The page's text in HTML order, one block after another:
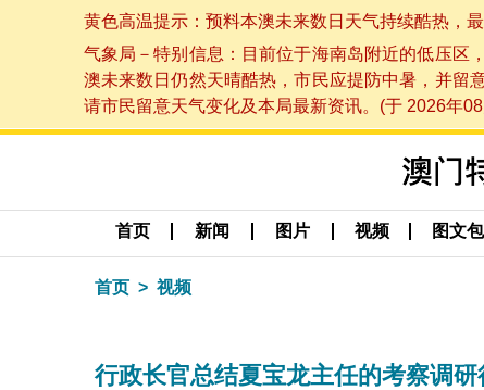
黄色高温提示：预料本澳未来数日天气持续酷热，
气象局－特别信息：目前位于海南岛附近的低压区
澳未来数日仍然天晴酷热，市民应提防中暑，并留
请市民留意天气变化及本局最新资讯。(于 2026年
首页 新闻 图片 视频 图文包
首页 视频
行政长官总结夏宝龙主任的考察调研